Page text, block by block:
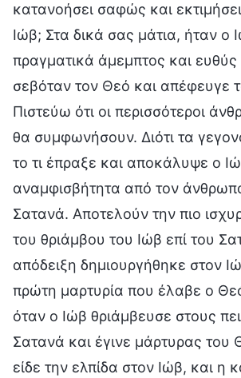
κατανοήσει σαφώς και
Ιώβ; Στα δικά σας μάτια, ήταν ο
πραγματικά άμεμπτος και
σεβόταν τον Θεό και απέφευγε
Πιστεύω ότι οι περισσότεροι
θα συμφωνήσουν. Διότι τα
το τι έπραξε και αποκάλυψε ο
αναμφισβήτητα από τον
Σατανά. Αποτελούν την πιο
του θριάμβου του Ιώβ επί του
απόδειξη δημιουργήθηκε στον
πρώτη μαρτυρία που έλαβε ο
όταν ο Ιώβ θριάμβευσε στους
Σατανά και έγινε μάρτυρας του
είδε την ελπίδα στον Ιώβ, και η